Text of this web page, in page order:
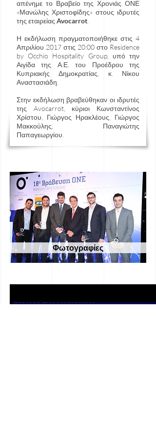
απένημε το Βραβείο της Χρονιάς ΟΝΕ
«Μανώλης Χριστοφίδης» στους ιδρυτές
της εταιρείας Avocarrot
Η εκδήλωση πραγματοποιήθηκε στις 4
Απριλίου 2017 στις 20:00 στο Residence
by Occhio Hospitality Group, υπό την
Αιγίδα της Α.Ε. του Προέδρου της
Κυπριακής Δημοκρατίας, κ. Νίκου
Αναστασιάδη.
Στην εκδήλωση βραβεύθηκαν οι ιδρυτές
της Avocarrot, κύριοι Κωνσταντίνος
Χρίστου, Γιώργος Ηρακλέους, Γιώργος
Μακκούλης, Παναγιώτης
Παπαγεωργίου.
Φωτογραφίες